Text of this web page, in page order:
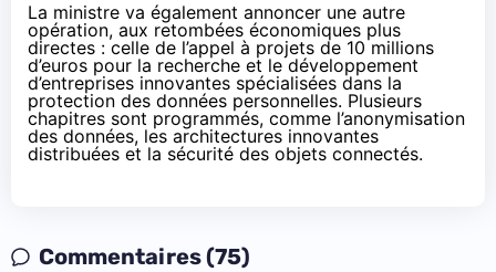
La ministre va également annoncer une autre
opération, aux retombées économiques plus
directes : celle de l’appel à projets de 10 millions
d’euros pour la recherche et le développement
d’entreprises innovantes spécialisées dans la
protection des données personnelles. Plusieurs
chapitres sont programmés, comme l’anonymisation
des données, les architectures innovantes
distribuées et la sécurité des objets connectés.
Commentaires (75)